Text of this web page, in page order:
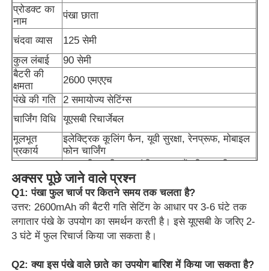
प्रोडक्ट का
नाम
पंखा छाता
चंदवा व्यास
125 सेमी
कुल लंबाई
90 सेमी
बैटरी की
क्षमता
2600 एमएएच
पंखे की गति
2 समायोज्य सेटिंग्स
चार्जिंग विधि
यूएसबी रिचार्जेबल
मूलभूत
प्रकार्य
इलेक्ट्रिक कूलिंग फैन, यूवी सुरक्षा, रेनप्रूफ, मोबाइल
फोन चार्जिंग
लाल, नीला, पीला, नारंगी, काला, बैंगनी, गुलाबी,
आदि।
सामग्री
संभालें
कलाई के पट्टे के साथ नॉन-स्लिप प्लास्टिक
पसली
सामग्री
हवा प्रतिरोध के लिए फाइबरग्लास सामग्री
अक्सर पूछे जाने वाले प्रश्न
Q1: पंखा फुल चार्ज पर कितने समय तक चलता है?
उत्तर: 2600mAh की बैटरी गति सेटिंग के आधार पर 3-6 घंटे तक
लगातार पंखे के उपयोग का समर्थन करती है। इसे यूएसबी के जरिए 2-
3 घंटे में फुल रिचार्ज किया जा सकता है।
Q2: क्या इस पंखे वाले छाते का उपयोग बारिश में किया जा सकता है?